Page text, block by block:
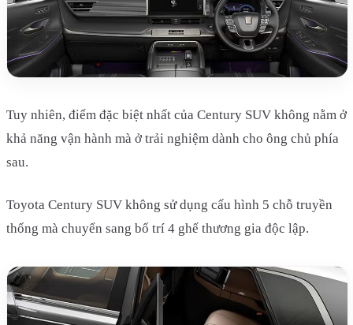
Tuy nhiên, điểm đặc biệt nhất của Century SUV không nằm ở
khả năng vận hành mà ở trải nghiệm dành cho ông chủ phía
sau.
Toyota Century SUV không sử dụng cấu hình 5 chỗ truyền
thống mà chuyển sang bố trí 4 ghế thương gia độc lập.